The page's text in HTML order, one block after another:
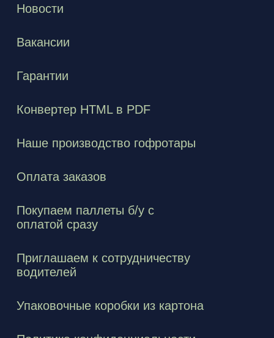
Новости
Вакансии
Гарантии
Конвертер HTML в PDF
Наше производство гофротары
Оплата заказов
Покупаем паллеты б/у с
оплатой сразу
Приглашаем к сотрудничеству
водителей
Упаковочные коробки из картона